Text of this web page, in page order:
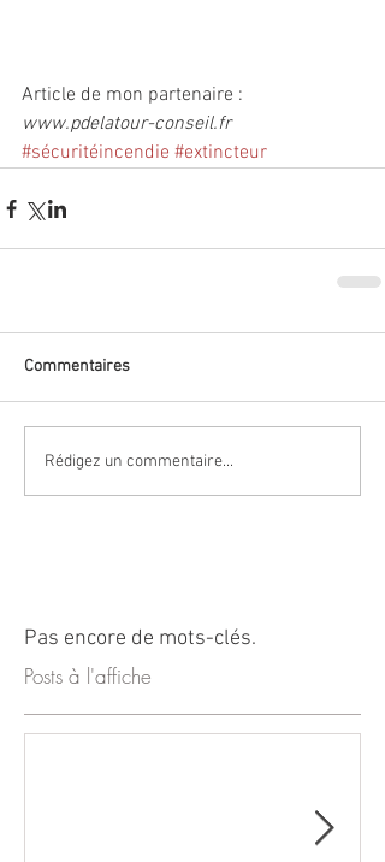
Article de mon partenaire :
www.pdelatour-conseil.fr
#sécuritéincendie #extincteur
Commentaires
Rédigez un commentaire...
Pas encore de mots-clés.
Posts à l'affiche